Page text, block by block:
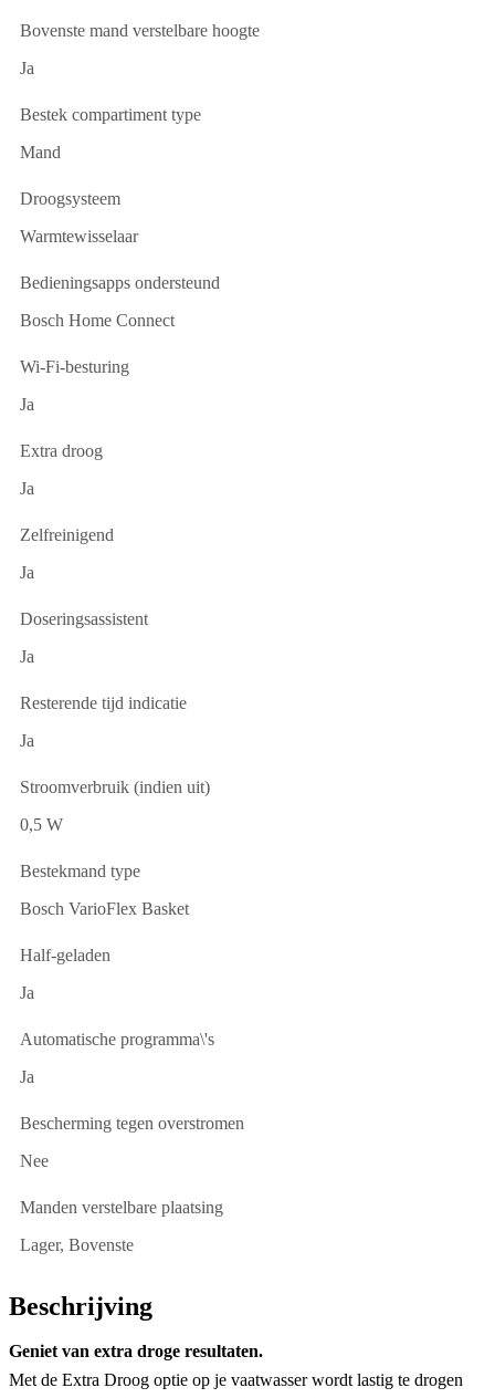
Bovenste mand verstelbare hoogte
Ja
Bestek compartiment type
Mand
Droogsysteem
Warmtewisselaar
Bedieningsapps ondersteund
Bosch Home Connect
Wi-Fi-besturing
Ja
Extra droog
Ja
Zelfreinigend
Ja
Doseringsassistent
Ja
Resterende tijd indicatie
Ja
Stroomverbruik (indien uit)
0,5 W
Bestekmand type
Bosch VarioFlex Basket
Half-geladen
Ja
Automatische programma\'s
Ja
Bescherming tegen overstromen
Nee
Manden verstelbare plaatsing
Lager, Bovenste
Beschrijving
Geniet van extra droge resultaten.
Met de Extra Droog optie op je vaatwasser wordt lastig te drogen